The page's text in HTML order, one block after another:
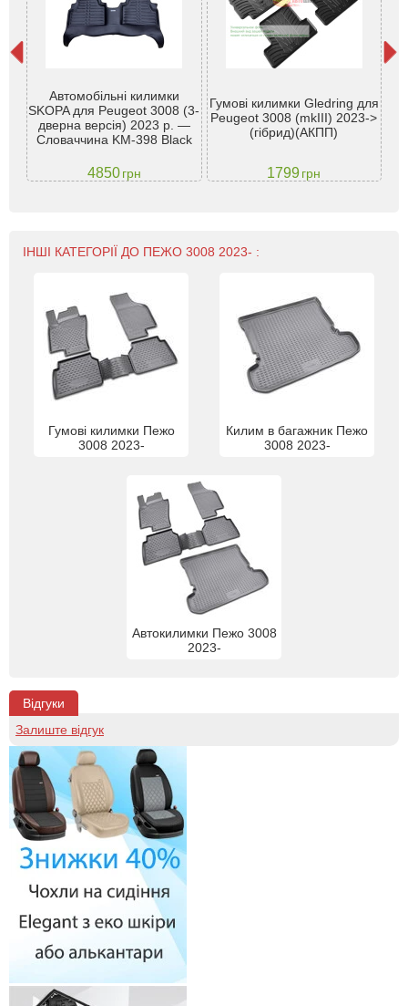
Автомобільні килимки
SKOPA для Peugeot 3008 (3-
дверна версія) 2023 р. —
Словаччина KM-398 Black
4850 грн
Гумові килимки Gledring для
Peugeot 3008 (mkIII) 2023->
(гібрид)(АКПП)
1799грн
ІНШІ КАТЕГОРІЇ ДО ПЕЖО 3008 2023- :
Гумові килимки Пежо
3008 2023-
Килим в багажник Пежо
3008 2023-
Автокилимки Пежо 3008
2023-
Відгуки
Залиште відгук